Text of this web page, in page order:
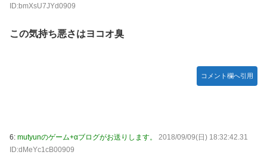
TCG・その後」
ぴのビスチェ」可愛い！そしてメドローアやギガバーストき
【デレマス】 和久井留美「夢を作って、いつか遊んで」
switch2版『Lies of P』、メタスコア86でゲーフリ新作を
粉砕
ID:bmXsU7JYd0909
この気持ち悪さはヨコオ臭
コメント欄へ引用
6: mutyunのゲーム+αブログがお送りします。
2018/09/09(日) 18:32:42.31
ID:dMeYc1cB00909